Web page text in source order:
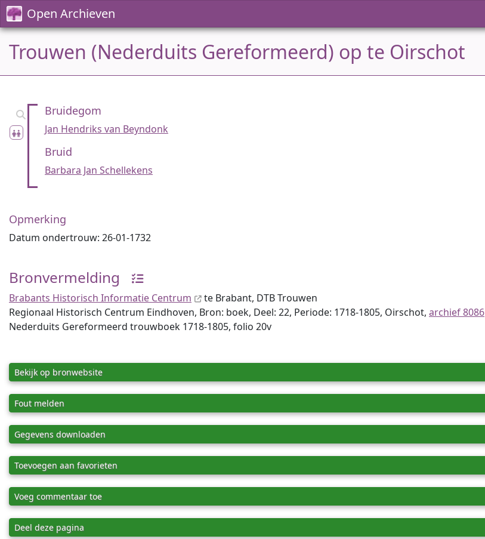
Open Archieven
Trouwen (Nederduits Gereformeerd) op te Oirschot
Bruidegom
Jan Hendriks van Beyndonk
Bruid
Barbara Jan Schellekens
Opmerking
Datum ondertrouw: 26-01-1732
Bronvermelding
Brabants Historisch Informatie Centrum
te Brabant, DTB Trouwen
Regionaal Historisch Centrum Eindhoven, Bron: boek, Deel: 22, Periode: 1718-1805, Oirschot, archief 8086
Nederduits Gereformeerd trouwboek 1718-1805, folio 20v
Bekijk op bronwebsite
Fout melden
Gegevens downloaden
Toevoegen aan favorieten
Voeg commentaar toe
Deel deze pagina